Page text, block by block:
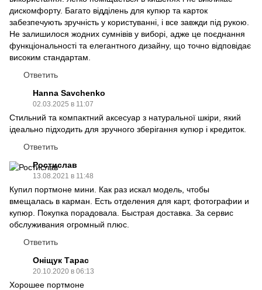
дискомфорту. Багато відділень для купюр та карток
забезпечують зручність у користуванні, і все завжди під рукою.
Не залишилося жодних сумнівів у виборі, адже це поєднання
функціональності та елегантного дизайну, що точно відповідає
високим стандартам.
Ответить
Hanna Savchenko
02.03.2025 в 11:07
Стильний та компактний аксесуар з натуральної шкіри, який
ідеально підходить для зручного зберігання купюр і кредиток.
Ответить
Ростислав
13.08.2021 в 11:48
Купил портмоне мини. Как раз искал модель, чтобы
вмещалась в карман. Есть отделения для карт, фотографии и
купюр. Покупка порадовала. Быстрая доставка. За сервис
обслуживания огромный плюс.
Ответить
Оніщук Тарас
20.10.2020 в 06:13
Хорошее портмоне